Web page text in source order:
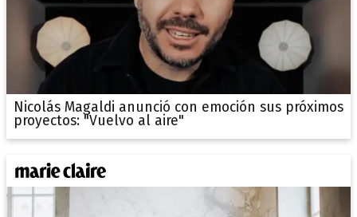
Nicolás Magaldi anunció con emoción sus próximos
proyectos: "Vuelvo al aire"